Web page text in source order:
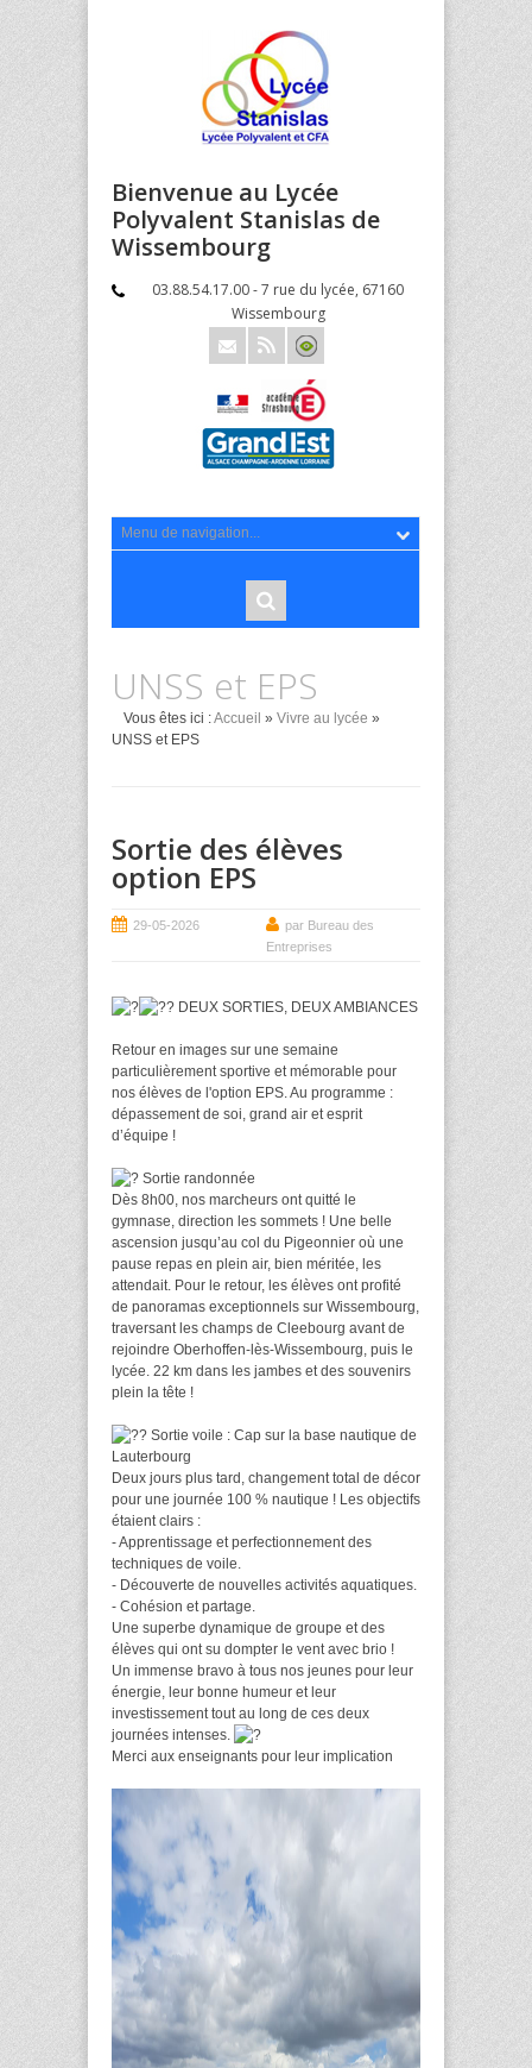
Bienvenue au Lycée
Polyvalent Stanislas de
Wissembourg
03.88.54.17.00 - 7 rue du lycée, 67160
Wissembourg
UNSS et EPS
Vous êtes ici :Accueil » Vivre au lycée »
UNSS et EPS
Sortie des élèves
option EPS
29-05-2026
par Bureau des
Entreprises
DEUX SORTIES, DEUX AMBIANCES
Retour en images sur une semaine
particulièrement sportive et mémorable pour
nos élèves de l'option EPS. Au programme :
dépassement de soi, grand air et esprit
d’équipe !
Sortie randonnée
Dès 8h00, nos marcheurs ont quitté le
gymnase, direction les sommets ! Une belle
ascension jusqu’au col du Pigeonnier où une
pause repas en plein air, bien méritée, les
attendait. Pour le retour, les élèves ont profité
de panoramas exceptionnels sur Wissembourg,
traversant les champs de Cleebourg avant de
rejoindre Oberhoffen-lès-Wissembourg, puis le
lycée. 22 km dans les jambes et des souvenirs
plein la tête !
Sortie voile : Cap sur la base nautique de
Lauterbourg
Deux jours plus tard, changement total de décor
pour une journée 100 % nautique ! Les objectifs
étaient clairs :
- Apprentissage et perfectionnement des
techniques de voile.
- Découverte de nouvelles activités aquatiques.
- Cohésion et partage.
Une superbe dynamique de groupe et des
élèves qui ont su dompter le vent avec brio !
Un immense bravo à tous nos jeunes pour leur
énergie, leur bonne humeur et leur
investissement tout au long de ces deux
journées intenses.
Merci aux enseignants pour leur implication